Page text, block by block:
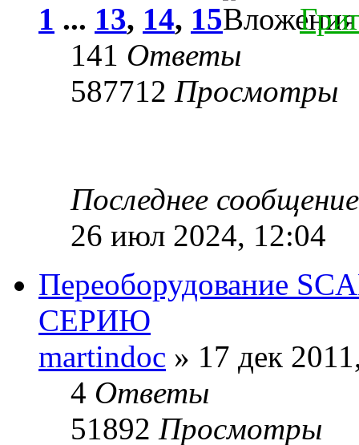
1 ... 13, 14, 15
141 Ответы
587712 Просмотры
Последнее
26 июл 2024, 12:04
Переоборудование
СЕРИЮ
martindoc » 17 дек
4 Ответы
51892 Просмотры